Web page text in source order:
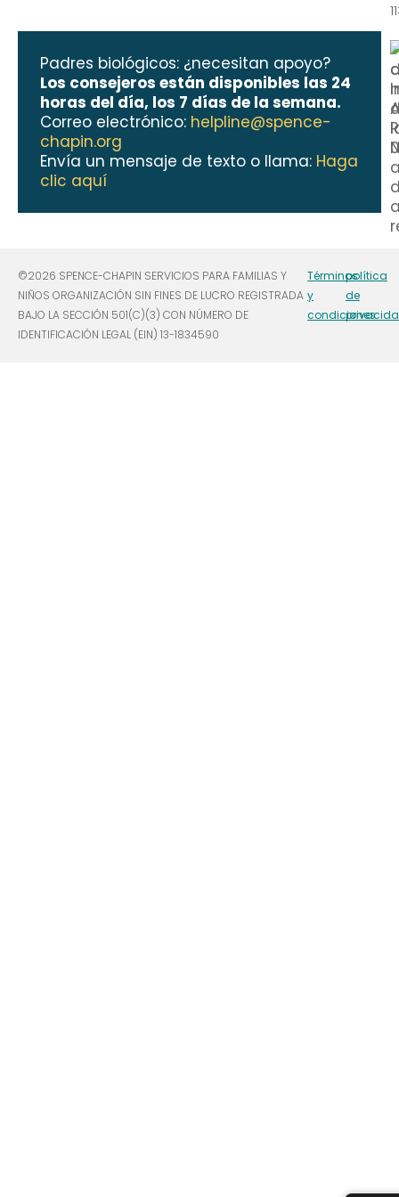
Padres biológicos: ¿necesitan apoyo?
Los consejeros están disponibles las 24
horas del día, los 7 días de la semana.
Correo electrónico: helpline@spence-
chapin.org
Envía un mensaje de texto o llama: Haga
clic aquí
©2026 SPENCE-CHAPIN SERVICIOS PARA FAMILIAS Y
NIÑOS ORGANIZACIÓN SIN FINES DE LUCRO REGISTRADA
BAJO LA SECCIÓN 501(C)(3) CON NÚMERO DE
IDENTIFICACIÓN LEGAL (EIN) 13-1834590
Términos
y
condiciones
política
de